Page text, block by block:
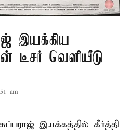
இயக்கிய
டீசர் வெளியீடு
am
இயக்கத்தில் கீர்த்தி